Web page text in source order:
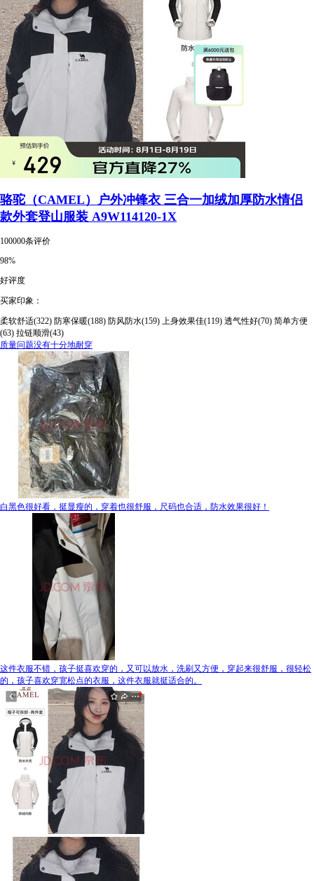
骆驼（CAMEL）户外冲锋衣 三合一加绒加厚防水情侣
款外套登山服装 A9W114120-1X
100000条评价
98%
好评度
买家印象：
柔软舒适(322) 防寒保暖(188) 防风防水(159) 上身效果佳(119) 透气性好(70) 简单方便
(63) 拉链顺滑(43)
质量问题没有十分地耐穿
白黑色很好看，挺显瘦的，穿着也很舒服，尺码也合适，防水效果很好！
这件衣服不错，孩子挺喜欢穿的，又可以放水，洗刷又方便，穿起来很舒服，很轻松
的，孩子喜欢穿宽松点的衣服，这件衣服就挺适合的。